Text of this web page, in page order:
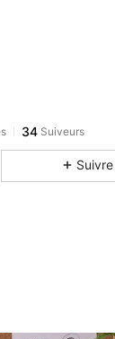
34 Suiveurs
Suivre